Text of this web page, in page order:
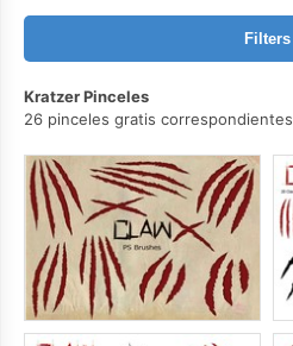
Filters
Kratzer Pinceles
26 pinceles gratis correspondientes